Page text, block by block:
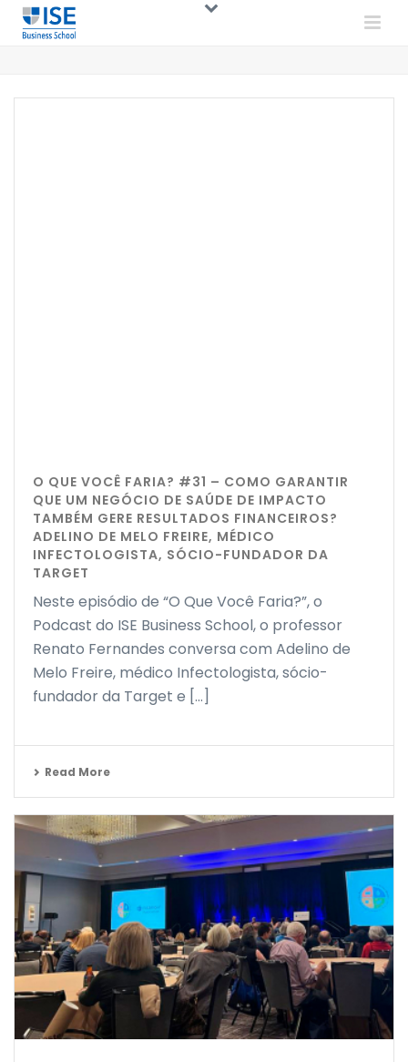
O QUE VOCÊ FARIA? #31 – COMO GARANTIR
QUE UM NEGÓCIO DE SAÚDE DE IMPACTO
TAMBÉM GERE RESULTADOS FINANCEIROS?
ADELINO DE MELO FREIRE, MÉDICO
INFECTOLOGISTA, SÓCIO-FUNDADOR DA
TARGET
Neste episódio de “O Que Você Faria?”, o
Podcast do ISE Business School, o professor
Renato Fernandes conversa com Adelino de
Melo Freire, médico Infectologista, sócio-
fundador da Target e [...]
Read More